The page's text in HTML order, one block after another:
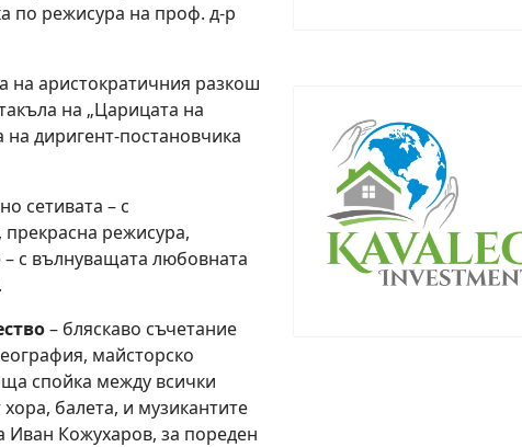
по режисура на проф. д‐р
на аристократичния разкош
на „Царицата на
диригент-постановчика
сетивата – с
режисура,
с вълнуващата любовната
– бляскаво съчетание
майсторско
спойка между всички
балета, и музикантите
Иван Кожухаров, за пореден